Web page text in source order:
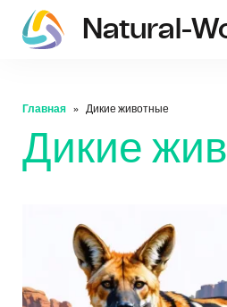
Natural-
Главная Дикие животные
Дикие